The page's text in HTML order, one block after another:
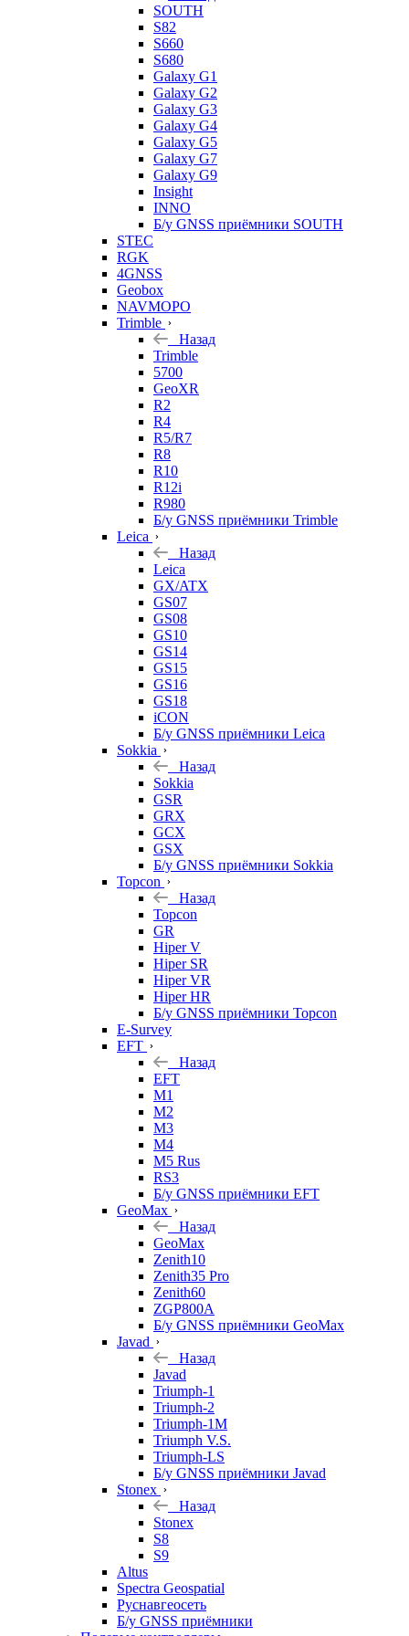
SOUTH
S82
S660
S680
Galaxy G1
Galaxy G2
Galaxy G3
Galaxy G4
Galaxy G5
Galaxy G7
Galaxy G9
Insight
INNO
Б/у GNSS приёмники SOUTH
STEC
RGK
4GNSS
Geobox
NAVMOPO
Trimble
Назад
Trimble
5700
GeoXR
R2
R4
R5/R7
R8
R10
R12i
R980
Б/у GNSS приёмники Trimble
Leica
Назад
Leica
GX/ATX
GS07
GS08
GS10
GS14
GS15
GS16
GS18
iCON
Б/у GNSS приёмники Leica
Sokkia
Назад
Sokkia
GSR
GRX
GCX
GSX
Б/у GNSS приёмники Sokkia
Topcon
Назад
Topcon
GR
Hiper V
Hiper SR
Hiper VR
Hiper HR
Б/у GNSS приёмники Topcon
E-Survey
EFT
Назад
EFT
M1
M2
M3
M4
M5 Rus
RS3
Б/у GNSS приёмники EFT
GeoMax
Назад
GeoMax
Zenith10
Zenith35 Pro
Zenith60
ZGP800A
Б/у GNSS приёмники GeoMax
Javad
Назад
Javad
Triumph-1
Triumph-2
Triumph-1M
Triumph V.S.
Triumph-LS
Б/у GNSS приёмники Javad
Stonex
Назад
Stonex
S8
S9
Altus
Spectra Geospatial
Руснавгеосеть
Б/у GNSS приёмники